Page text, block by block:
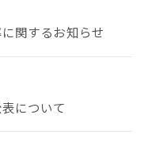
関するお知らせ
について